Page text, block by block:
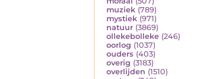
muziek (789)
mystiek (971)
natuur (3869)
ollekebolleke (246)
oorlog (1037)
ouders (403)
overig (3183)
overlijden (1510)